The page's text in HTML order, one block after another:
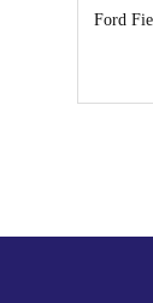
Ford